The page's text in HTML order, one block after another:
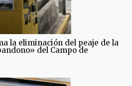
la eliminación del peaje de la
del Campo de